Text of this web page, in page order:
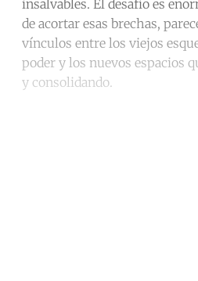
insalvables. El desafío es
de acortar esas brechas,
vínculos entre los viejos
poder y los nuevos espacios
y consolidando.